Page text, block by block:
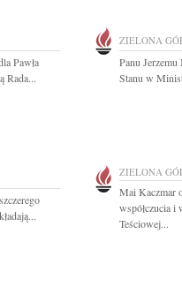
Pawła
Rada...
ZIELONA
Panu
Stanu w
ZIELONA
Mai Kaczmar
współczucia i
Teściowej...